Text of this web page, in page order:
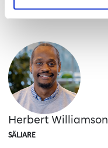
liam.saaf@bixia.se
Herbert Williamson
SÄLJARE